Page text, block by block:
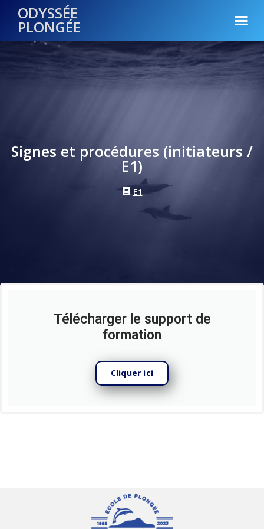
ODYSSÉE
PLONGÉE
Signes et procédures (initiateurs /
E1)
E1
Télécharger le support de
formation
Cliquer ici